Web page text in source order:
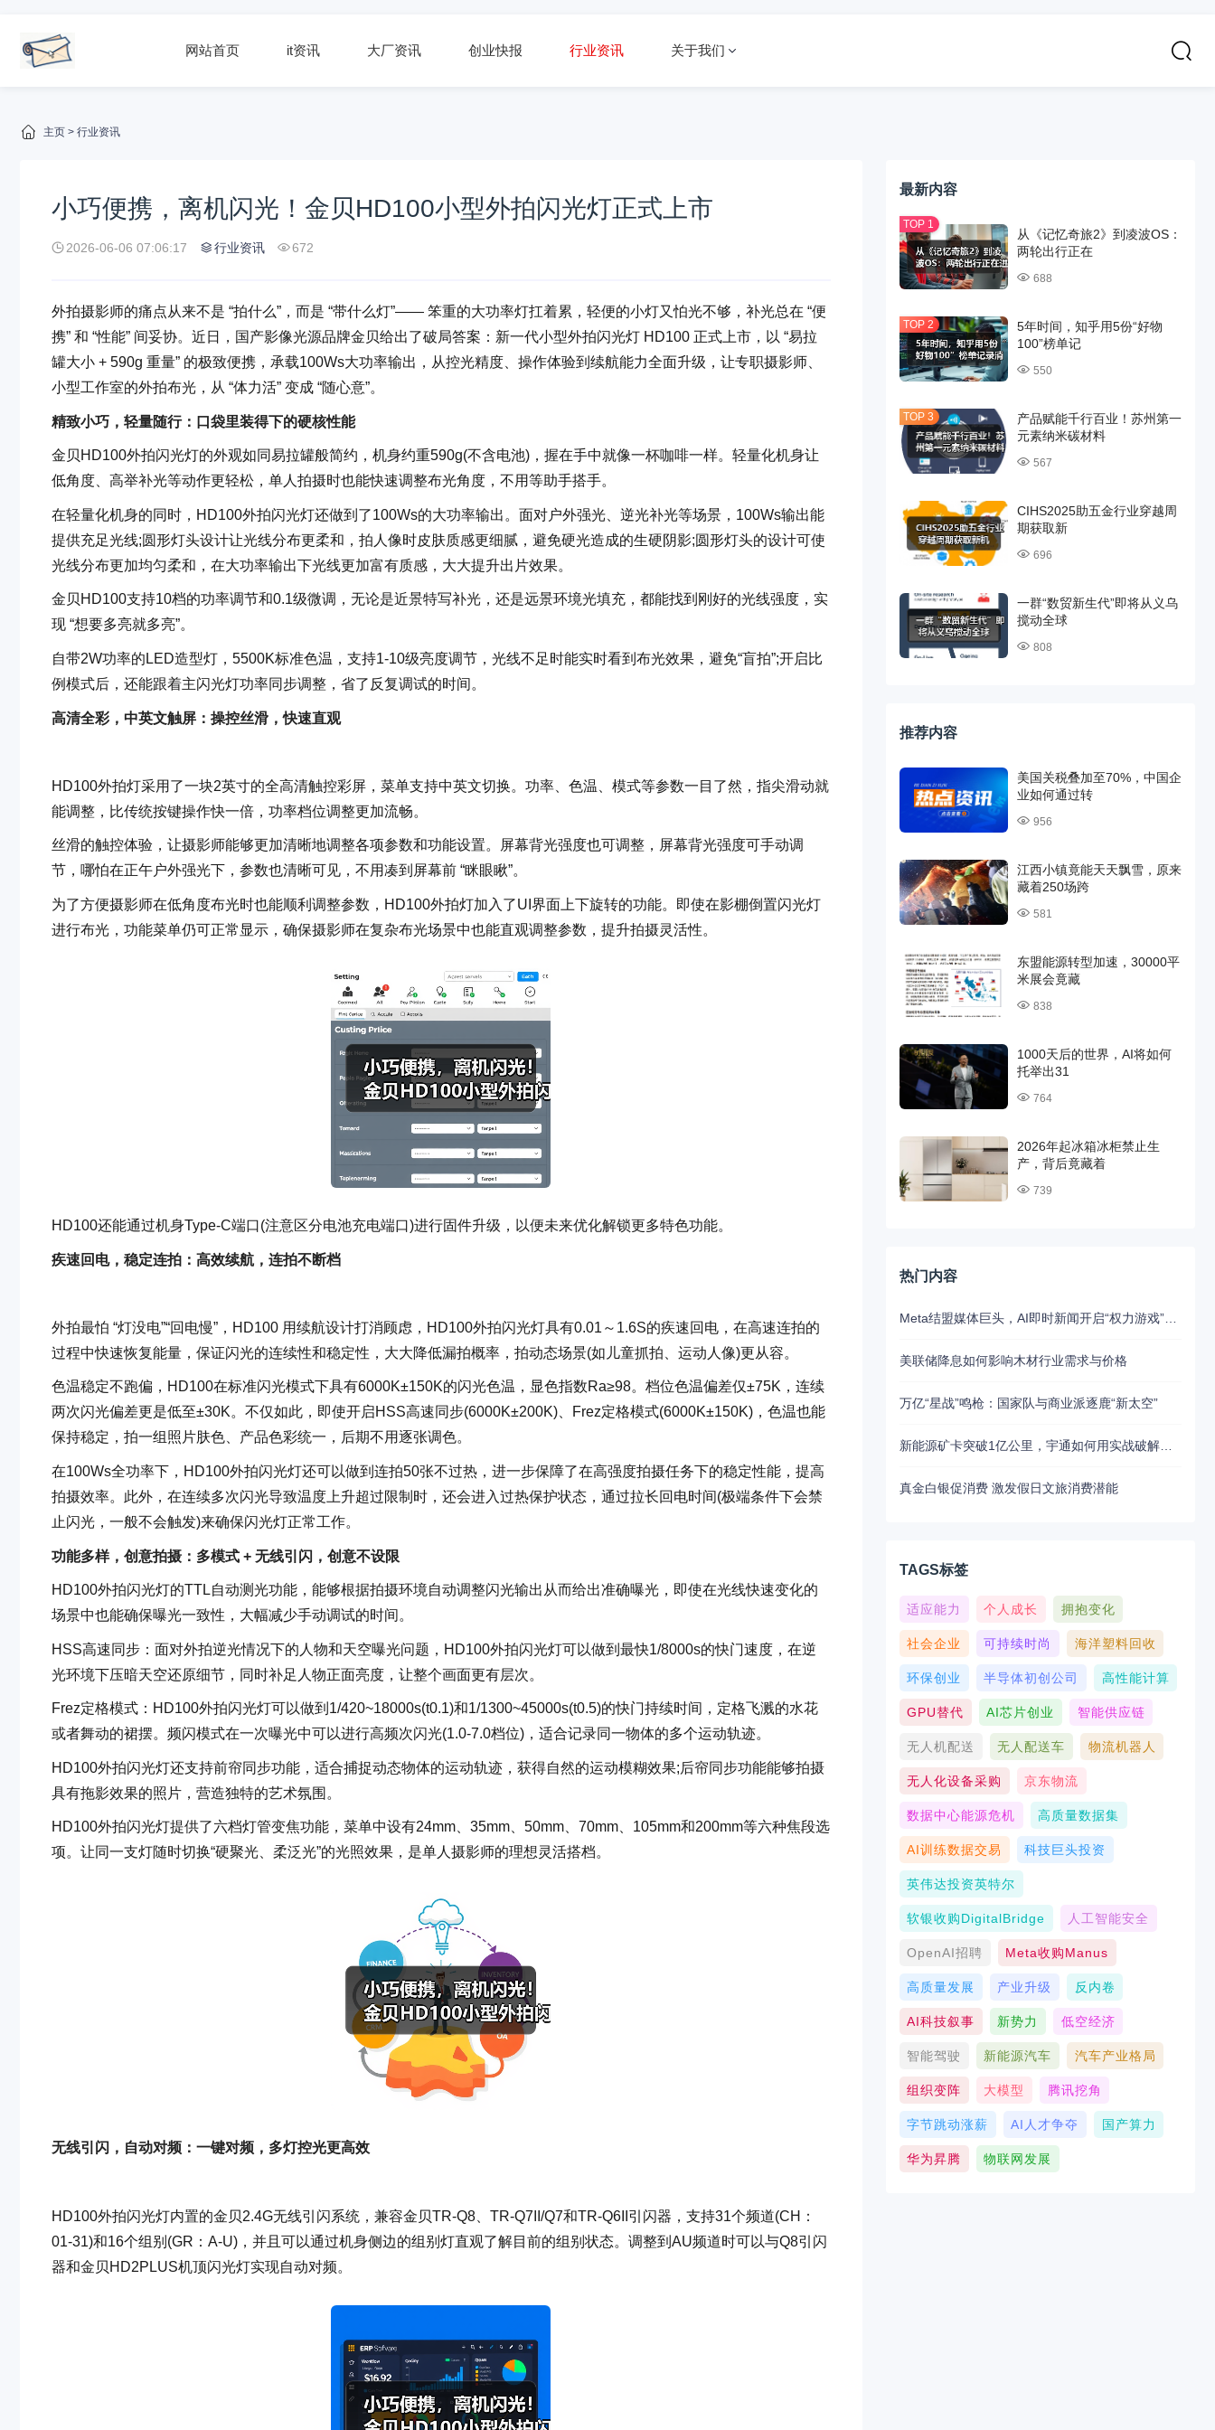
网站首页 it资讯 大厂资讯 创业快报 行业资讯 关于我们
主页 > 行业资讯
小巧便携，离机闪光！金贝HD100小型外拍闪光灯正式上市
2026-06-06 07:06:17 行业资讯 672
外拍摄影师的痛点从来不是 “拍什么”，而是 “带什么灯”—— 笨重的大功率灯扛着累，轻便的小灯又怕光不够，补光总在 “便
携” 和 “性能” 间妥协。近日，国产影像光源品牌金贝给出了破局答案：新一代小型外拍闪光灯 HD100 正式上市，以 “易拉
罐大小 + 590g 重量” 的极致便携，承载100Ws大功率输出，从控光精度、操作体验到续航能力全面升级，让专职摄影师、
小型工作室的外拍布光，从 “体力活” 变成 “随心意”。
精致小巧，轻量随行：口袋里装得下的硬核性能
金贝HD100外拍闪光灯的外观如同易拉罐般简约，机身约重590g(不含电池)，握在手中就像一杯咖啡一样。轻量化机身让
低角度、高举补光等动作更轻松，单人拍摄时也能快速调整布光角度，不用等助手搭手。
在轻量化机身的同时，HD100外拍闪光灯还做到了100Ws的大功率输出。面对户外强光、逆光补光等场景，100Ws输出能
提供充足光线;圆形灯头设计让光线分布更柔和，拍人像时皮肤质感更细腻，避免硬光造成的生硬阴影;圆形灯头的设计可使
光线分布更加均匀柔和，在大功率输出下光线更加富有质感，大大提升出片效果。
金贝HD100支持10档的功率调节和0.1级微调，无论是近景特写补光，还是远景环境光填充，都能找到刚好的光线强度，实
现 “想要多亮就多亮”。
自带2W功率的LED造型灯，5500K标准色温，支持1-10级亮度调节，光线不足时能实时看到布光效果，避免“盲拍”;开启比
例模式后，还能跟着主闪光灯功率同步调整，省了反复调试的时间。
高清全彩，中英文触屏：操控丝滑，快速直观
HD100外拍灯采用了一块2英寸的全高清触控彩屏，菜单支持中英文切换。功率、色温、模式等参数一目了然，指尖滑动就
能调整，比传统按键操作快一倍，功率档位调整更加流畅。
丝滑的触控体验，让摄影师能够更加清晰地调整各项参数和功能设置。屏幕背光强度也可调整，屏幕背光强度可手动调
节，哪怕在正午户外强光下，参数也清晰可见，不用凑到屏幕前 “眯眼瞅”。
为了方便摄影师在低角度布光时也能顺利调整参数，HD100外拍灯加入了UI界面上下旋转的功能。即使在影棚倒置闪光灯
进行布光，功能菜单仍可正常显示，确保摄影师在复杂布光场景中也能直观调整参数，提升拍摄灵活性。
HD100还能通过机身Type-C端口(注意区分电池充电端口)进行固件升级，以便未来优化解锁更多特色功能。
疾速回电，稳定连拍：高效续航，连拍不断档
外拍最怕 “灯没电”“回电慢”，HD100 用续航设计打消顾虑，HD100外拍闪光灯具有0.01～1.6S的疾速回电，在高速连拍的
过程中快速恢复能量，保证闪光的连续性和稳定性，大大降低漏拍概率，拍动态场景(如儿童抓拍、运动人像)更从容。
色温稳定不跑偏，HD100在标准闪光模式下具有6000K±150K的闪光色温，显色指数Ra≥98。档位色温偏差仅±75K，连续
两次闪光偏差更是低至±30K。不仅如此，即使开启HSS高速同步(6000K±200K)、Frez定格模式(6000K±150K)，色温也能
保持稳定，拍一组照片肤色、产品色彩统一，后期不用逐张调色。
在100Ws全功率下，HD100外拍闪光灯还可以做到连拍50张不过热，进一步保障了在高强度拍摄任务下的稳定性能，提高
拍摄效率。此外，在连续多次闪光导致温度上升超过限制时，还会进入过热保护状态，通过拉长回电时间(极端条件下会禁
止闪光，一般不会触发)来确保闪光灯正常工作。
功能多样，创意拍摄：多模式 + 无线引闪，创意不设限
HD100外拍闪光灯的TTL自动测光功能，能够根据拍摄环境自动调整闪光输出从而给出准确曝光，即使在光线快速变化的
场景中也能确保曝光一致性，大幅减少手动调试的时间。
HSS高速同步：面对外拍逆光情况下的人物和天空曝光问题，HD100外拍闪光灯可以做到最快1/8000s的快门速度，在逆
光环境下压暗天空还原细节，同时补足人物正面亮度，让整个画面更有层次。
Frez定格模式：HD100外拍闪光灯可以做到1/420~18000s(t0.1)和1/1300~45000s(t0.5)的快门持续时间，定格飞溅的水花
或者舞动的裙摆。频闪模式在一次曝光中可以进行高频次闪光(1.0-7.0档位)，适合记录同一物体的多个运动轨迹。
HD100外拍闪光灯还支持前帘同步功能，适合捕捉动态物体的运动轨迹，获得自然的运动模糊效果;后帘同步功能能够拍摄
具有拖影效果的照片，营造独特的艺术氛围。
HD100外拍闪光灯提供了六档灯管变焦功能，菜单中设有24mm、35mm、50mm、70mm、105mm和200mm等六种焦段选
项。让同一支灯随时切换“硬聚光、柔泛光”的光照效果，是单人摄影师的理想灵活搭档。
无线引闪，自动对频：一键对频，多灯控光更高效
HD100外拍闪光灯内置的金贝2.4G无线引闪系统，兼容金贝TR-Q8、TR-Q7II/Q7和TR-Q6II引闪器，支持31个频道(CH：
01-31)和16个组别(GR：A-U)，并且可以通过机身侧边的组别灯直观了解目前的组别状态。调整到AU频道时可以与Q8引闪
器和金贝HD2PLUS机顶闪光灯实现自动对频。
最新内容
从《记忆奇旅2》到凌波OS：
两轮出行正在
688
5年时间，知乎用5份“好物
100”榜单记
550
产品赋能千行百业！苏州第一
元素纳米碳材料
567
CIHS2025助五金行业穿越周
期获取新
696
一群“数贸新生代”即将从义乌
搅动全球
808
推荐内容
美国关税叠加至70%，中国企
业如何通过转
956
江西小镇竟能天天飘雪，原来
藏着250场跨
581
东盟能源转型加速，30000平
米展会竟藏
838
1000天后的世界，AI将如何
托举出31
764
2026年起冰箱冰柜禁止生
产，背后竟藏着
739
热门内容
Meta结盟媒体巨头，AI即时新闻开启“权力游戏”新江湖
美联储降息如何影响木材行业需求与价格
万亿“星战”鸣枪：国家队与商业派逐鹿“新太空”
新能源矿卡突破1亿公里，宇通如何用实战破解行业最大瓶颈？
真金白银促消费 激发假日文旅消费潜能
TAGS标签
适应能力 个人成长 拥抱变化
社会企业 可持续时尚 海洋塑料回收
环保创业 半导体初创公司 高性能计算
GPU替代 AI芯片创业 智能供应链
无人机配送 无人配送车 物流机器人
无人化设备采购 京东物流
数据中心能源危机 高质量数据集
AI训练数据交易 科技巨头投资
英伟达投资英特尔
软银收购DigitalBridge 人工智能安全
OpenAI招聘 Meta收购Manus
高质量发展 产业升级 反内卷
AI科技叙事 新势力 低空经济
智能驾驶 新能源汽车 汽车产业格局
组织变阵 大模型 腾讯挖角
字节跳动涨薪 AI人才争夺 国产算力
华为昇腾 物联网发展